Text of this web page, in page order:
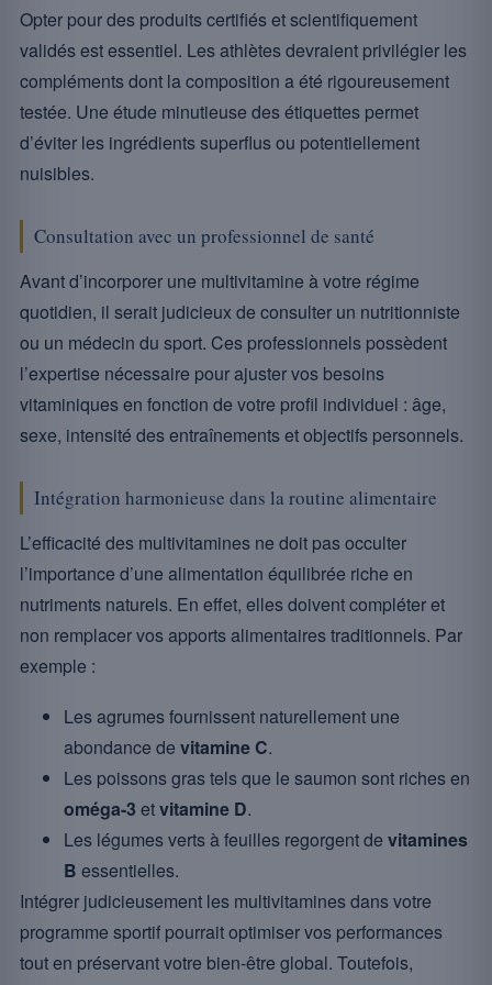
Opter pour des produits certifiés et scientifiquement
validés est essentiel. Les athlètes devraient privilégier les
compléments dont la composition a été rigoureusement
testée. Une étude minutieuse des étiquettes permet
d’éviter les ingrédients superflus ou potentiellement
nuisibles.
Consultation avec un professionnel de santé
Avant d’incorporer une multivitamine à votre régime
quotidien, il serait judicieux de consulter un nutritionniste
ou un médecin du sport. Ces professionnels possèdent
l’expertise nécessaire pour ajuster vos besoins
vitaminiques en fonction de votre profil individuel : âge,
sexe, intensité des entraînements et objectifs personnels.
Intégration harmonieuse dans la routine alimentaire
L’efficacité des multivitamines ne doit pas occulter
l’importance d’une alimentation équilibrée riche en
nutriments naturels. En effet, elles doivent compléter et
non remplacer vos apports alimentaires traditionnels. Par
exemple :
Les agrumes fournissent naturellement une
abondance de vitamine C.
Les poissons gras tels que le saumon sont riches en
oméga-3 etvitamine D.
Les légumes verts à feuilles regorgent de vitamines
B essentielles.
Intégrer judicieusement les multivitamines dans votre
programme sportif pourrait optimiser vos performances
tout en préservant votre bien-être global. Toutefois,